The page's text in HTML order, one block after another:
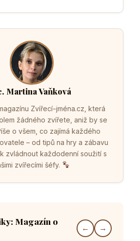
Martina Vaňková
Zvířecí-jména.cz, která
žádného zvířete, aniž by se
o všem, co zajímá každého
– od tipů na hry a zábavu
zvládnout každodenní soužití s
zvířecími šéfy.
Magazín o
← →